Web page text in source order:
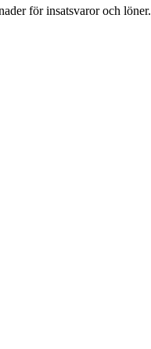
för insatsvaror och löner.